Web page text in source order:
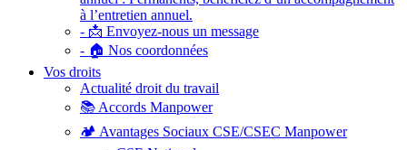
à l’entretien annuel.
- 📩 Envoyez-nous un message
- 🏠 Nos coordonnées
Vos droits
Actualité droit du travail
📚 Accords Manpower
🏕️ Avantages Sociaux CSE/CSEC Manpower